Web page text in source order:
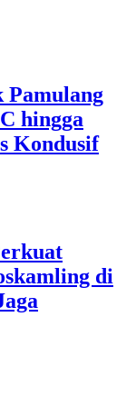
Pamulang
hingga
Kondusif
di